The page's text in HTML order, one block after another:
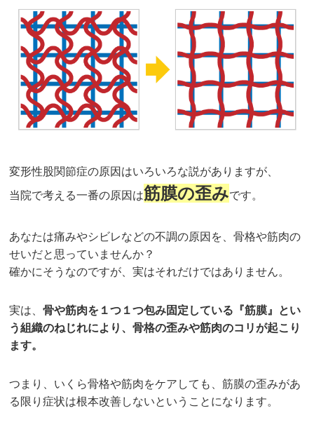
変形性股関節症の原因はいろいろな説がありますが、
当院で考える一番の原因は筋膜の歪みです。
あなたは痛みやシビレなどの不調の原因を、骨格や筋肉の
せいだと思っていませんか？
確かにそうなのですが、実はそれだけではありません。
実は、骨や筋肉を１つ１つ包み固定している『筋膜』とい
う組織のねじれにより、骨格の歪みや筋肉のコリが起こり
ます。
つまり、いくら骨格や筋肉をケアしても、筋膜の歪みがあ
る限り症状は根本改善しないということになります。